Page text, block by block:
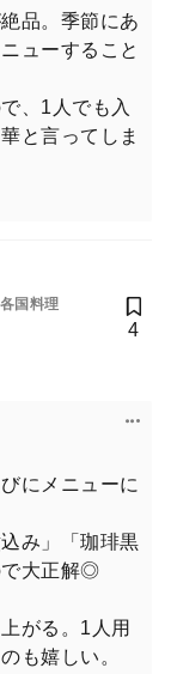
品。季節にあ
ューすること
、1人でも入
と言ってしま
国料理
4
にメニューに
み」「珈琲黒
で大正解◎
がる。1人用
も嬉しい。